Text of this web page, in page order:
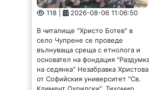
118 | 2026-08-06 11:06:50
В читалище "Христо Ботев" в
село Чупрене се проведе
вълнуваща среща с етнолога и
основател на фондация "Раздумка
на седянка" Незабравка Христова
от Софийския университет "Св.
Климент Охридски", Тихомир